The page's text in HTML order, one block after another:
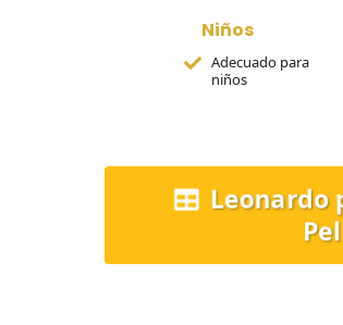
Niños
Adecuado para
niños
Leonardo